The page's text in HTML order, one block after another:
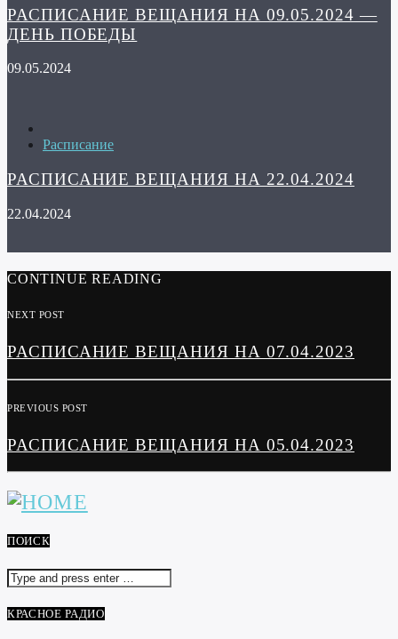
РАСПИСАНИЕ ВЕЩАНИЯ НА 09.05.2024 —
ДЕНЬ ПОБЕДЫ
09.05.2024
Расписание
РАСПИСАНИЕ ВЕЩАНИЯ НА 22.04.2024
22.04.2024
CONTINUE READING
NEXT POST
РАСПИСАНИЕ ВЕЩАНИЯ НА 07.04.2023
PREVIOUS POST
РАСПИСАНИЕ ВЕЩАНИЯ НА 05.04.2023
ПОИСК
КРАСНОЕ РАДИО